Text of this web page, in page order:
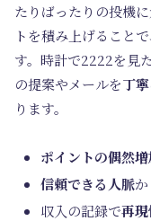
たりばったりの投機
トを積み上げることで
す。時計で2222を見
の提案やメールを丁
ります。
ポイントの偶然
信頼できる人脈
収入の記録で再